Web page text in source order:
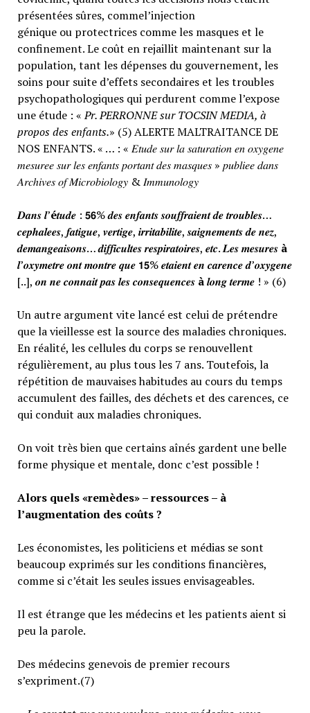
présentées sûres, commel’injection
génique ou protectrices comme les masques et le
confinement. Le coût en rejaillit maintenant sur la
population, tant les dépenses du gouvernement, les
soins pour suite d’effets secondaires et les troubles
psychopathologiques qui perdurent comme l’expose
une étude : «Pr. PERRONNE sur TOCSIN MEDIA, à
propos des enfants.» (5) ALERTE MALTRAITANCE DE
NOS ENFANTS. « … : « 𝐸𝑡𝑢𝑑𝑒 𝑠𝑢𝑟 𝑙𝑎 𝑠𝑎𝑡𝑢𝑟𝑎𝑡𝑖𝑜𝑛 𝑒𝑛 𝑜𝑥𝑦𝑔𝑒𝑛𝑒
𝑚𝑒𝑠𝑢𝑟𝑒𝑒 𝑠𝑢𝑟 𝑙𝑒𝑠 𝑒𝑛𝑓𝑎𝑛𝑡𝑠 𝑝𝑜𝑟𝑡𝑎𝑛𝑡 𝑑𝑒𝑠 𝑚𝑎𝑠𝑞𝑢𝑒𝑠 » 𝑝𝑢𝑏𝑙𝑖𝑒𝑒 𝑑𝑎𝑛𝑠
𝐴𝑟𝑐ℎ𝑖𝑣𝑒𝑠 𝑜𝑓 𝑀𝑖𝑐𝑟𝑜𝑏𝑖𝑜𝑙𝑜𝑔𝑦 & 𝐼𝑚𝑚𝑢𝑛𝑜𝑙𝑜𝑔𝑦
𝑫𝒂𝒏𝒔 𝒍’é𝒕𝒖𝒅𝒆 : 𝟱𝟲% 𝒅𝒆𝒔 𝒆𝒏𝒇𝒂𝒏𝒕𝒔 𝒔𝒐𝒖𝒇𝒇𝒓𝒂𝒊𝒆𝒏𝒕 𝒅𝒆 𝒕𝒓𝒐𝒖𝒃𝒍𝒆𝒔…
𝒄𝒆𝒑𝒉𝒂𝒍𝒆𝒆𝒔, 𝒇𝒂𝒕𝒊𝒈𝒖𝒆, 𝒗𝒆𝒓𝒕𝒊𝒈𝒆, 𝒊𝒓𝒓𝒊𝒕𝒂𝒃𝒊𝒍𝒊𝒕𝒆, 𝒔𝒂𝒊𝒈𝒏𝒆𝒎𝒆𝒏𝒕𝒔 𝒅𝒆 𝒏𝒆𝒛,
𝒅𝒆𝒎𝒂𝒏𝒈𝒆𝒂𝒊𝒔𝒐𝒏𝒔… 𝒅𝒊𝒇𝒇𝒊𝒄𝒖𝒍𝒕𝒆𝒔 𝒓𝒆𝒔𝒑𝒊𝒓𝒂𝒕𝒐𝒊𝒓𝒆𝒔, 𝒆𝒕𝒄. 𝑳𝒆𝒔 𝒎𝒆𝒔𝒖𝒓𝒆𝒔 à
𝒍’𝒐𝒙𝒚𝒎𝒆𝒕𝒓𝒆 𝒐𝒏𝒕 𝒎𝒐𝒏𝒕𝒓𝒆 𝒒𝒖𝒆 𝟭𝟱% 𝒆𝒕𝒂𝒊𝒆𝒏𝒕 𝒆𝒏 𝒄𝒂𝒓𝒆𝒏𝒄𝒆 𝒅’𝒐𝒙𝒚𝒈𝒆𝒏𝒆
[..], 𝒐𝒏 𝒏𝒆 𝒄𝒐𝒏𝒏𝒂𝒊𝒕 𝒑𝒂𝒔 𝒍𝒆𝒔 𝒄𝒐𝒏𝒔𝒆𝒒𝒖𝒆𝒏𝒄𝒆𝒔 à𝒍𝒐𝒏𝒈 𝒕𝒆𝒓𝒎𝒆 ! » (6)
Un autre argument vite lancé est celui de prétendre
que la vieillesse est la source des maladies chroniques.
En réalité, les cellules du corps se renouvellent
régulièrement, au plus tous les 7 ans. Toutefois, la
répétition de mauvaises habitudes au cours du temps
accumulent des failles, des déchets et des carences, ce
qui conduit aux maladies chroniques.
On voit très bien que certains aînés gardent une belle
forme physique et mentale, donc c’est possible !
Alors quels «remèdes» – ressources – à
l’augmentation des coûts ?
Les économistes, les politiciens et médias se sont
beaucoup exprimés sur les conditions financières,
comme si c’était les seules issues envisageables.
Il est étrange que les médecins et les patients aient si
peu la parole.
Des médecins genevois de premier recours
s’expriment.(7)